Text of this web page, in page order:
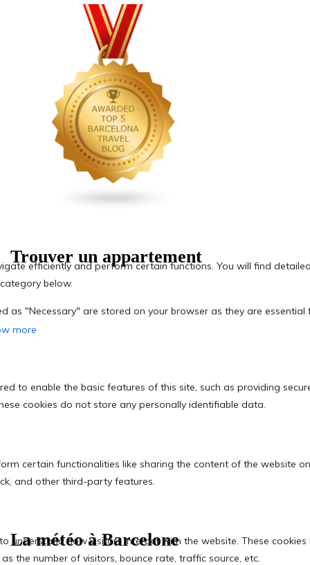
Trouver un appartement
La météo à Barcelone